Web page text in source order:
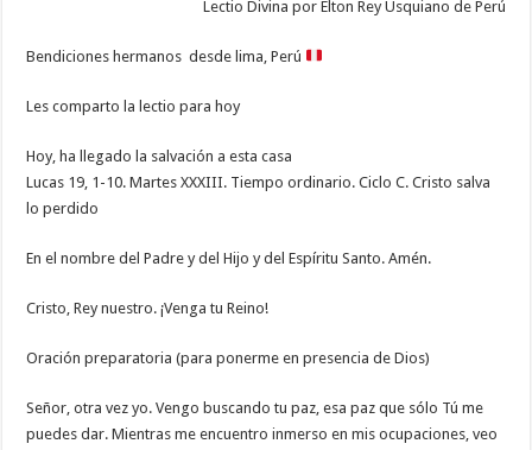
Lectio Divina por Elton Rey Usquiano de Perú
Bendiciones hermanos desde lima, Perú
Les comparto la lectio para hoy
Hoy, ha llegado la salvación a esta casa
Lucas 19, 1-10. Martes XXXIII. Tiempo ordinario. Ciclo C. Cristo salva
lo perdido
En el nombre del Padre y del Hijo y del Espíritu Santo. Amén.
Cristo, Rey nuestro. ¡Venga tu Reino!
Oración preparatoria (para ponerme en presencia de Dios)
Señor, otra vez yo. Vengo buscando tu paz, esa paz que sólo Tú me
puedes dar. Mientras me encuentro inmerso en mis ocupaciones, veo